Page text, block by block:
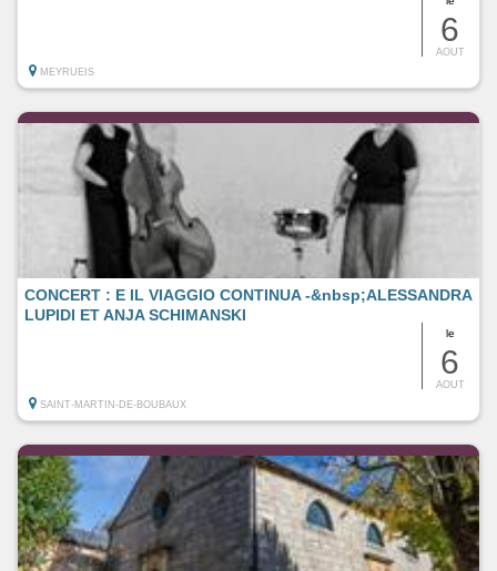
6
AOUT
MEYRUEIS
le
6
AOUT
CONCERT : E IL VIAGGIO CONTINUA -&nbsp;ALESSANDRA
LUPIDI ET ANJA SCHIMANSKI
SAINT-MARTIN-DE-BOUBAUX